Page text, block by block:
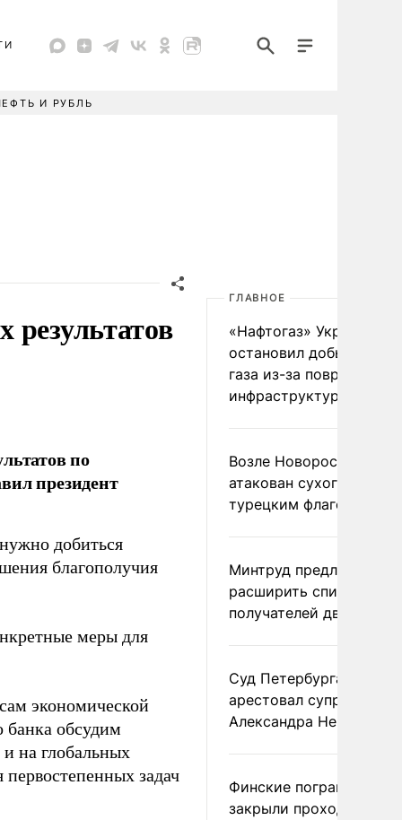
И РУБЛЬ
по
президент
добиться
благополучия
меры для
экономической
банка обсудим
на глобальных
задач
ГЛАВНОЕ
«Нафтогаз» Украины
остановил добычу
газа из-за повреждения
инфраструктуры
Возле Новороссийска
атакован сухогруз под
турецким флагом
Минтруд предложил
расширить список
получателей двух
Суд Петербурга заочно
арестовал супругу
Александра Невзорова
Финские пограничники
закрыли проходы для